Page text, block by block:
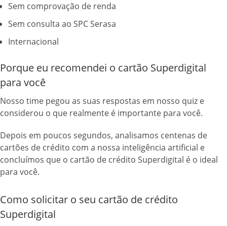
Sem comprovação de renda
Sem consulta ao SPC Serasa
Internacional
Porque eu recomendei o cartão Superdigital
para você
Nosso time pegou as suas respostas em nosso quiz e
considerou o que realmente é importante para você.
Depois em poucos segundos, analisamos centenas de
cartões de crédito com a nossa inteligência artificial e
concluímos que o cartão de crédito Superdigital é o ideal
para você.
Como solicitar o seu cartão de crédito
Superdigital